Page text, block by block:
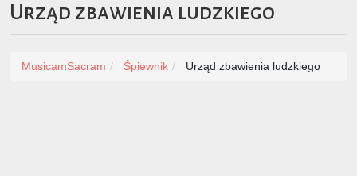
Urząd zbawienia ludzkiego
MusicamSacram Śpiewnik Urząd zbawienia ludzkiego